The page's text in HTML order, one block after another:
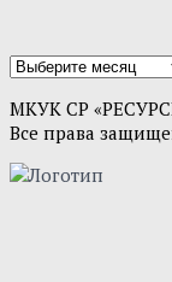
Архивы
МКУК СР
Все права